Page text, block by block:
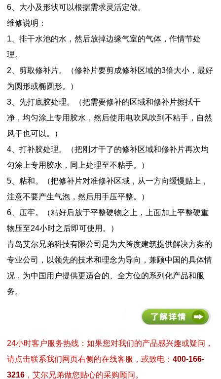
6、大小及形状可以根据需求灵活定做。
维修说明：
1、排干水池的水，然后放掉边缘气室的气体，作情节处
理。
2、剪取修补片。（修补片要剪成修补区域的3倍大小，最好
为圆形或椭圆形。）
3、先打底胶处理。（把需要修补的区域和修补片擦拭干
净，均匀涂上专用胶水，然后使用电吹风吹到不粘手，自然
风干也可以。）
4、打补胶处理。（把刚才干了的修补区域和修补片再次均
匀涂上专用胶水，同上处理至不粘手。）
5、粘和。（把修补片对准修补区域，从一方向缓慢贴上，
注意不要产生气泡，然后用手压平整。）
6、压牢。（粘好后放于平整硬物之上，上面加上平整硬重
物压至24小时之后即可使用。）
青岛艾尔兄弟科技有限公司是为大跨度建筑提供解决方案的
专业公司，以领先的技术和理念为导向，兼顾中国的具体情
况，为中国用户提供更适合的、全方位的系列化产品和服
务。
24小时客户服务热线：如果您对我们的产品感兴趣或疑问，
请点击联系我们网页右侧的在线客服，或致电： 400-166-
3216 ，艾尔兄弟做您贴心的采购顾问。